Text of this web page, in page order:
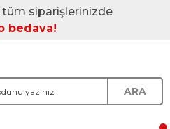
tüm siparişlerinizde
bedava!
ARA